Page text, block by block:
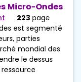
Micro-Ondes
223 page
est segmenté
parties
mondial des
le dessus